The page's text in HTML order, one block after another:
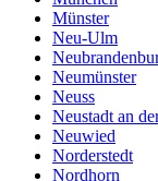
Münster
Neu-Ulm
Neumünster
Neuss
Neustadt an
Neuwied
Norderstedt
Nordhorn